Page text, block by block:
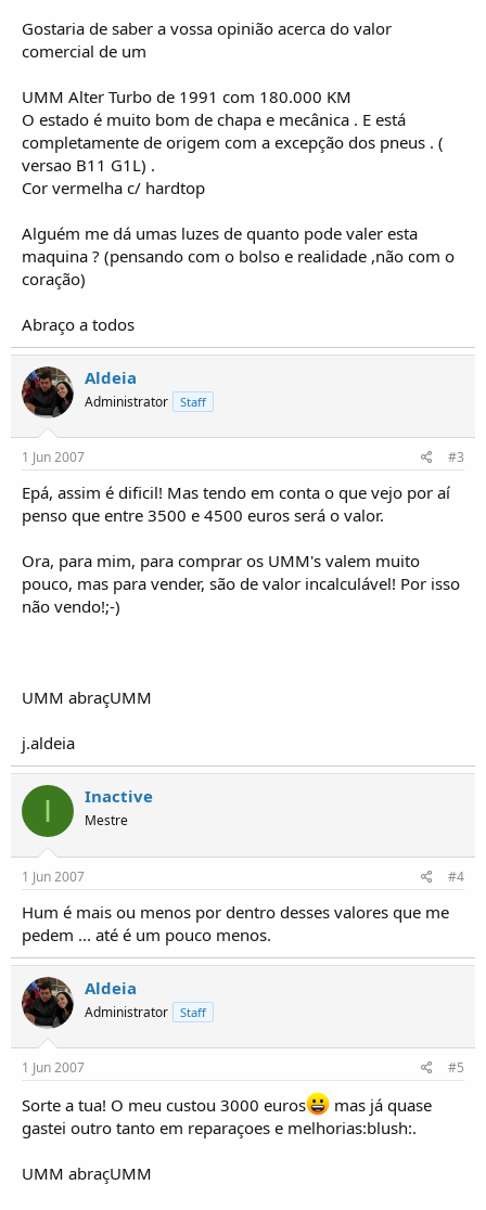
i
c
Gostaria de saber a vossa opinião acerca do valor
comercial de um
UMM Alter Turbo de 1991 com 180.000 KM
O estado é muito bom de chapa e mecânica . E está
completamente de origem com a excepção dos pneus . (
versao B11 G1L) .
Cor vermelha c/ hardtop
Alguém me dá umas luzes de quanto pode valer esta
maquina ? (pensando com o bolso e realidade ,não com o
coração)
Abraço a todos
Aldeia
Administrator Staff
1 Jun 2007 #3
Epá, assim é dificil! Mas tendo em conta o que vejo por aí
penso que entre 3500 e 4500 euros será o valor.
Ora, para mim, para comprar os UMM's valem muito
pouco, mas para vender, são de valor incalculável! Por isso
não vendo!;-)
UMM abraçUMM
j.aldeia
I Inactive
Mestre
1 Jun 2007 #4
Hum é mais ou menos por dentro desses valores que me
pedem ... até é um pouco menos.
Aldeia
Administrator Staff
1 Jun 2007 #5
Sorte a tua! O meu custou 3000 euros
mas já quase
gastei outro tanto em reparaçoes e melhorias:blush:.
UMM abraçUMM